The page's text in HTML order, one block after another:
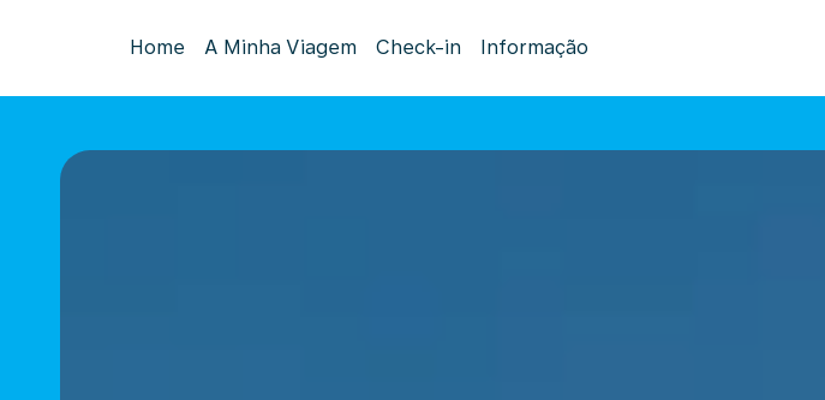
Home A Minha Viagem Check-in Informação